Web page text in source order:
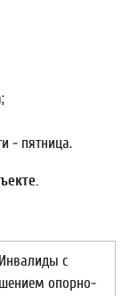
- пятница.
Инвалиды с
опорно-